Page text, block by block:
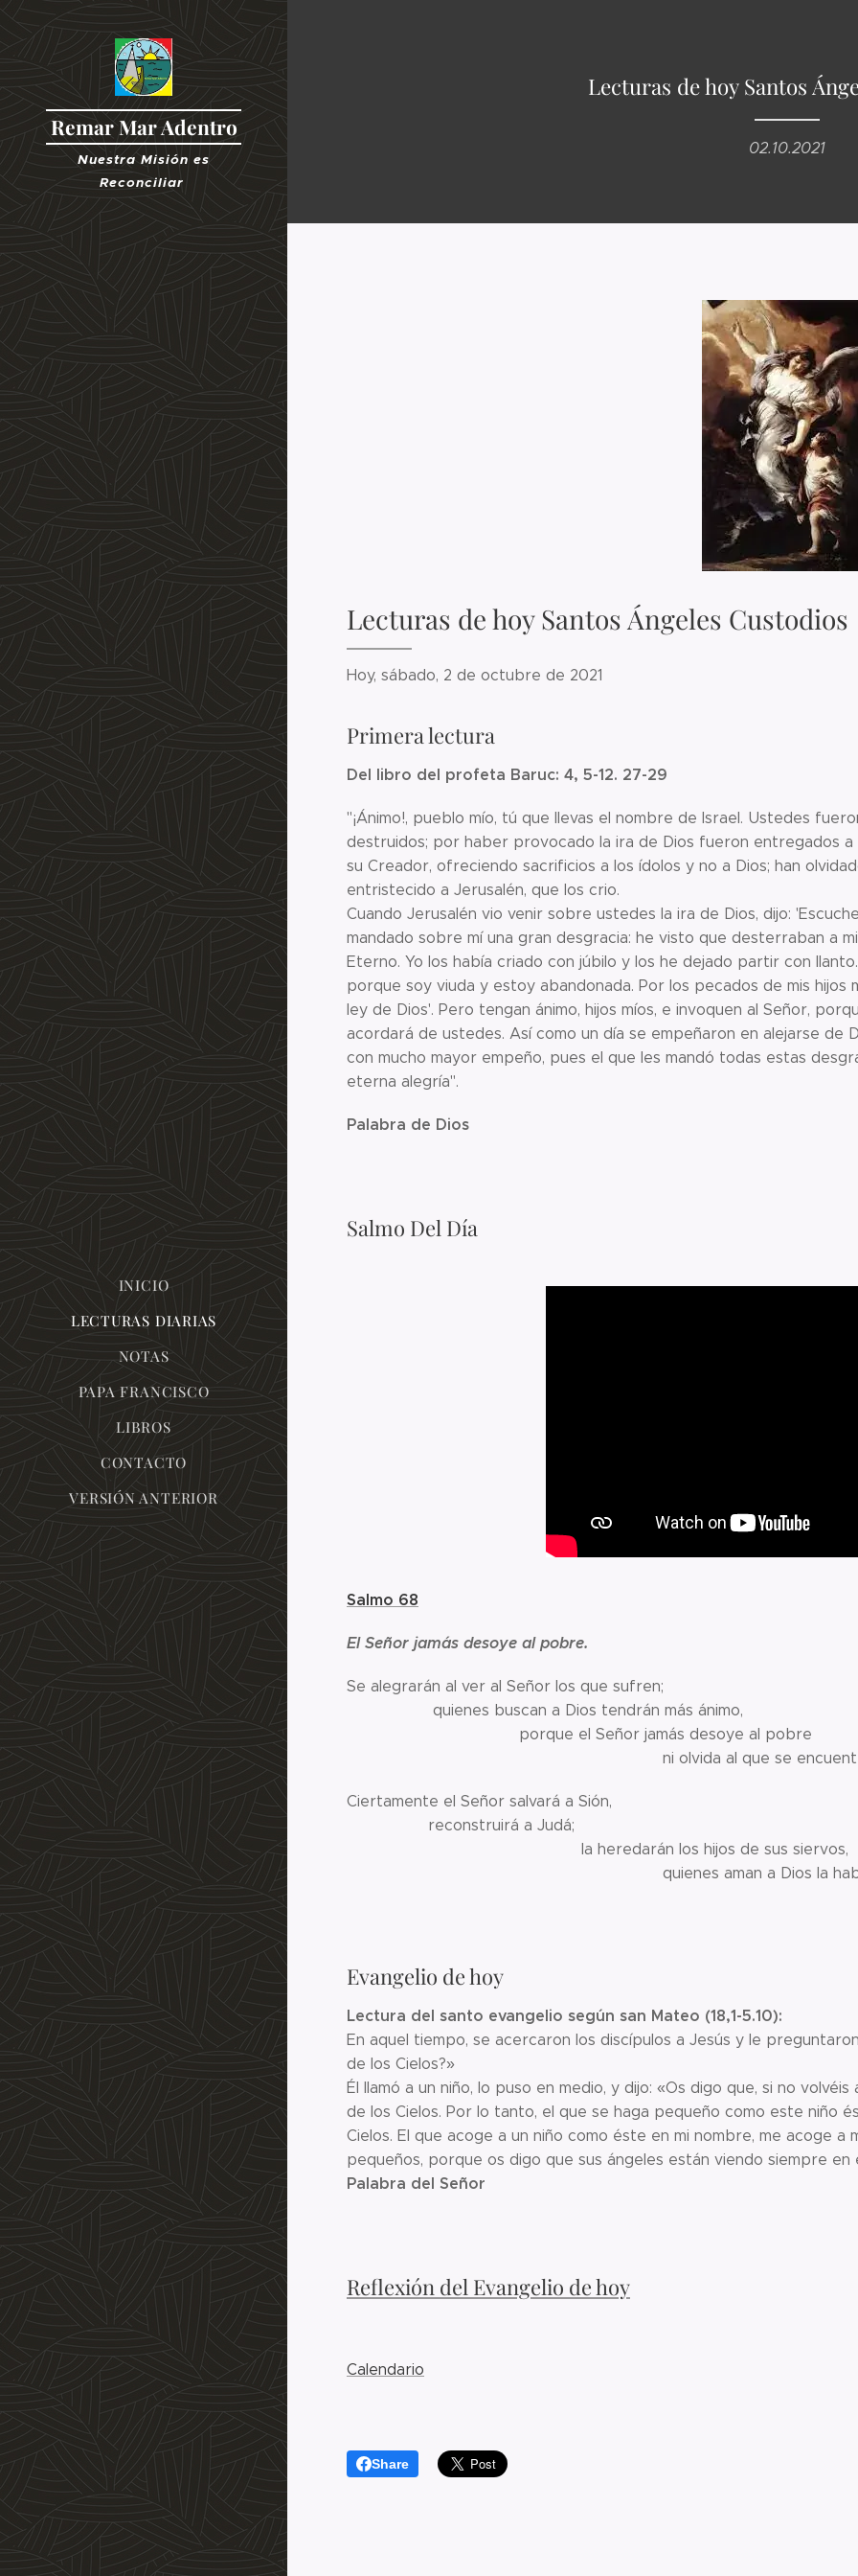
Remar Mar Adentro
Nuestra Misión es
Reconciliar
INICIO
LECTURAS DIARIAS
NOTAS
PAPA FRANCISCO
LIBROS
CONTACTO
VERSIÓN ANTERIOR
Lecturas de hoy Santos
02.10.2021
Lecturas de hoy Santos Ángeles Custodios
Hoy, sábado, 2 de octubre de 2021
Primera lectura
Del libro del profeta Baruc: 4, 5-12. 27-29
"¡Ánimo!, pueblo mío, tú que llevas el nombre de Israel. Ustedes
destruidos; por haber provocado la ira de Dios fueron entregados a
su Creador, ofreciendo sacrificios a los ídolos y no a Dios; han
entristecido a Jerusalén, que los crio.
Cuando Jerusalén vio venir sobre ustedes la ira de Dios, dijo:
mandado sobre mí una gran desgracia: he visto que desterraban a
Eterno. Yo los había criado con júbilo y los he dejado partir con
porque soy viuda y estoy abandonada. Por los pecados de mis
ley de Dios'. Pero tengan ánimo, hijos míos, e invoquen al Señor,
acordará de ustedes. Así como un día se empeñaron en alejarse de
con mucho mayor empeño, pues el que les mandó todas estas
eterna alegría".
Palabra de Dios
Salmo Del Día
Salmo 68
El Señor jamás desoye al pobre.
Se alegrarán al ver al
quienes buscan a Dios
porque el Señor jamás
ni olvida al que se encuentra
Ciertamente el Señor
reconstruirá
la heredarán los hijos
quienes aman a Dios la
Evangelio de hoy
Lectura del santo evangelio según san Mateo (18,1-5.10):
En aquel tiempo, se acercaron los discípulos a Jesús y le
de los Cielos?»
Él llamó a un niño, lo puso en medio, y dijo: «Os digo que, si no
de los Cielos. Por lo tanto, el que se haga pequeño como este niño
Cielos. El que acoge a un niño como éste en mi nombre, me acoge
pequeños, porque os digo que sus ángeles están viendo siempre
Palabra del Señor
Reflexión del Evangelio de hoy
Calendario
Share